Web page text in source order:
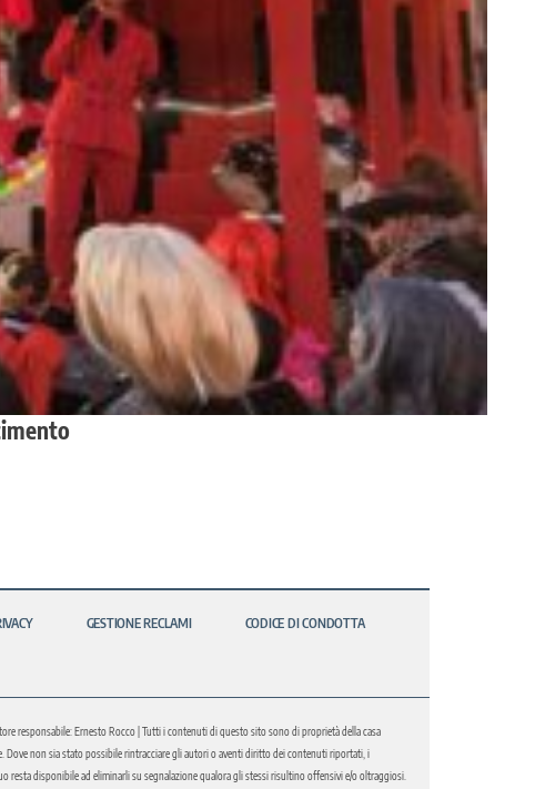
GESTIONE RECLAMI CODICE DI CONDOTTA
responsabile: Ernesto Rocco | Tutti i contenuti di questo sito sono di proprietà della casa
Dove non sia stato possibile rintracciare gli autori o aventi diritto dei contenuti riportati, i
disponibile ad eliminarli su segnalazione qualora gli stessi risultino offensivi e/o oltraggiosi.